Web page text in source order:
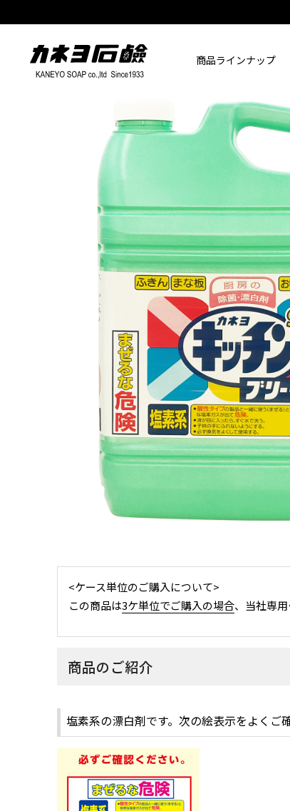
商品ラインナップ
<ケース単位のご購入について>
この商品は3ケ単位でご購入の場合、当社専
商品のご紹介
塩素系の漂白剤です。次の絵表示をよく